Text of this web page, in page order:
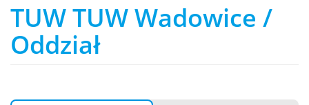
TUW TUW Wadowice /
Oddział